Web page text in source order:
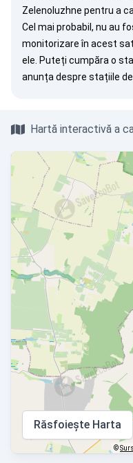
Zelenoluzhne pentru a
Cel mai probabil, nu au
monitorizare în acest
ele. Puteți cumpăra o
anunța despre stațiile
Hartă interactivă a
Răsfoiește Harta
©